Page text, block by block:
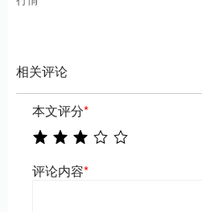
相关评论
本文评分*
评论内容*